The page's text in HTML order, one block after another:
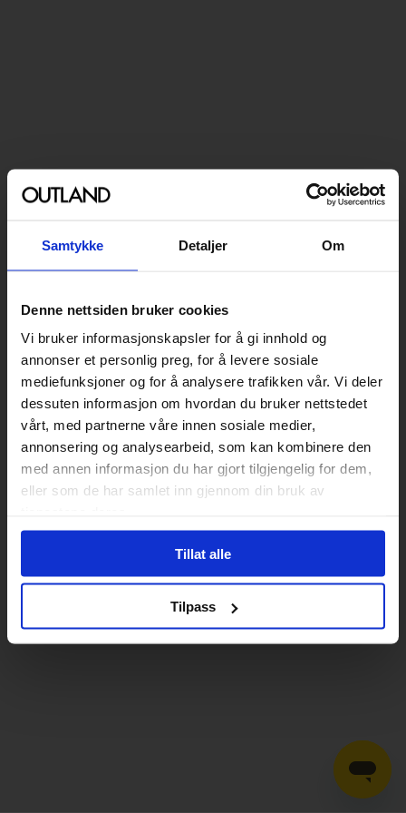
Samtykke Detaljer Om
Denne nettsiden bruker cookies
Vi bruker informasjonskapsler for å gi innhold og
annonser et personlig preg, for å levere sosiale
mediefunksjoner og for å analysere trafikken vår. Vi deler
dessuten informasjon om hvordan du bruker nettstedet
vårt, med partnerne våre innen sosiale medier,
annonsering og analysearbeid, som kan kombinere den
med annen informasjon du har gjort tilgjengelig for dem,
eller som de har samlet inn gjennom din bruk av
Tillat alle
Tilpass